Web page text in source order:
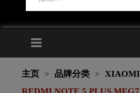
主页 品牌分类 XIAOMI
REDMI NOTE 5 PLUS MEG7